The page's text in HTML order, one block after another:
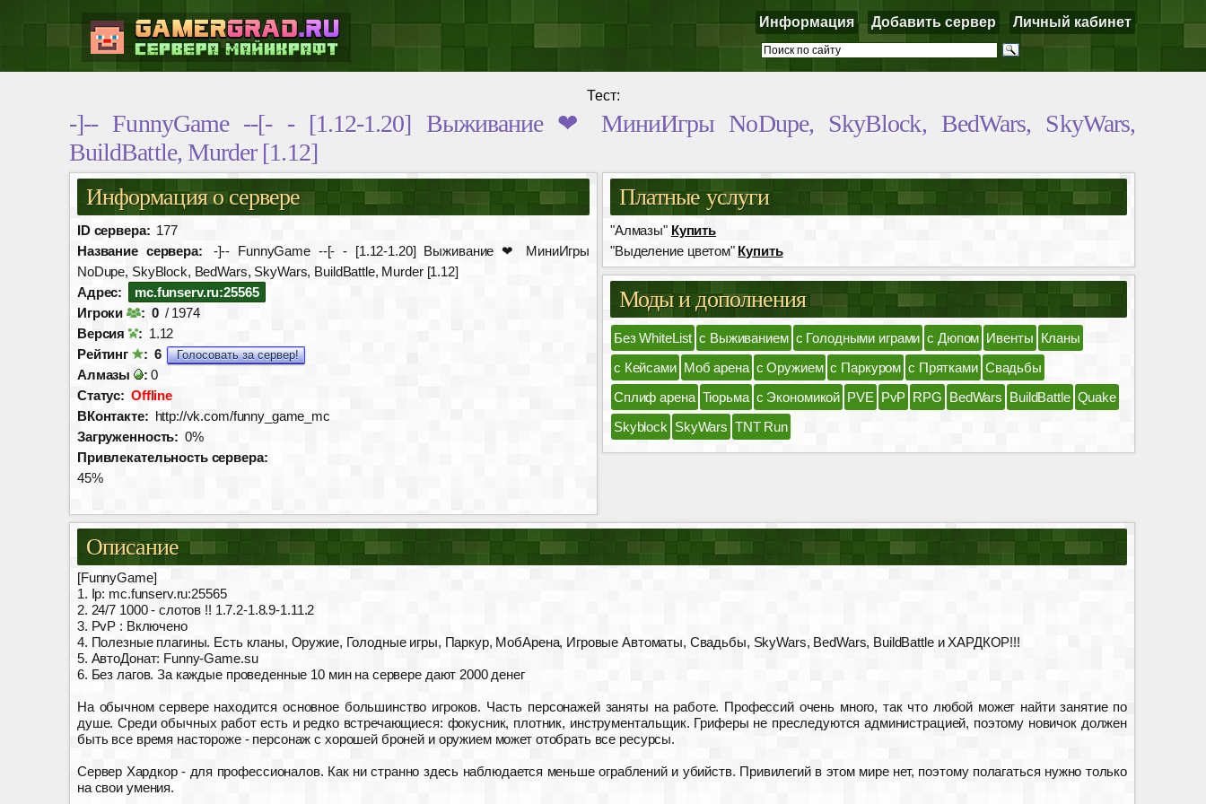
Информация Добавить сервер Личный кабинет
Тест:
-]-- FunnyGame --[- - [1.12-1.20] Выживание ❤ МиниИгры NoDupe, SkyBlock, BedWars, SkyWars,
BuildBattle, Murder [1.12]
Информация о сервере
ID сервера: 177
Название сервера:
-]-- FunnyGame --[- - [1.12-1.20] Выживание ❤ МиниИгры
NoDupe, SkyBlock, BedWars, SkyWars, BuildBattle, Murder [1.12]
Адрес:
mc.funserv.ru:25565
Игроки
: 0 / 1974
Версия
: 1.12
Рейтинг
: 6 Голосовать за сервер!
Алмазы : 0
Статус: Offline
ВКонтакте: http://vk.com/funny_game_mc
Загруженность: 0%
Привлекательность сервера:
45%
Платные услуги
"Алмазы" Купить
"Выделение цветом" Купить
Моды и дополнения
Без WhiteList с Выживанием с Голодными играми с Дюпом Ивенты Кланы
с Кейсами Моб арена с Оружием с Паркуром с Прятками Свадьбы
Сплиф арена Тюрьма с Экономикой PVE PvP RPG BedWars BuildBattle Quake
Skyblock SkyWars TNT Run
Описание
[FunnyGame]
1. Ip: mc.funserv.ru:25565
2. 24/7 1000 - слотов !! 1.7.2-1.8.9-1.11.2
3. PvP : Включено
4. Полезные плагины. Есть кланы, Оружие, Голодные игры, Паркур, МобАрена, Игровые Автоматы, Свадьбы, SkyWars, BedWars, BuildBattle и ХАРДКОР!!!
5. АвтоДонат: Funny-Game.su
6. Без лагов. За каждые проведенные 10 мин на сервере дают 2000 денег
На обычном сервере находится основное большинство игроков. Часть персонажей заняты на работе. Профессий очень много, так что любой может найти занятие по
душе. Среди обычных работ есть и редко встречающиеся: фокусник, плотник, инструментальщик. Гриферы не преследуются администрацией, поэтому новичок должен
быть все время настороже - персонаж с хорошей броней и оружием может отобрать все ресурсы.
Сервер Хардкор - для профессионалов. Как ни странно здесь наблюдается меньше ограблений и убийств. Привилегий в этом мире нет, поэтому полагаться нужно только
на свои умения.